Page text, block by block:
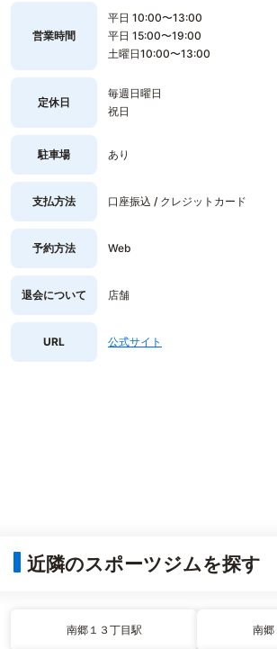
営業時間
平日 10:00〜13:00
平日 15:00〜19:00
土曜日10:00〜13:00
定休日
毎週日曜日
祝日
駐車場 あり
支払方法 口座振込 / クレジットカード
予約方法 Web
退会について 店舗
URL 公式サイト
近隣のスポーツジムを探す
南郷１３丁目駅 南郷